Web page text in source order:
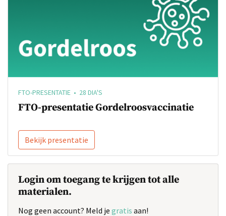
FTO-PRESENTATIE • 28 DIA'S
FTO-presentatie Gordelroosvaccinatie
Bekijk presentatie
Login om toegang te krijgen tot alle
materialen.
Nog geen account? Meld je gratis aan!